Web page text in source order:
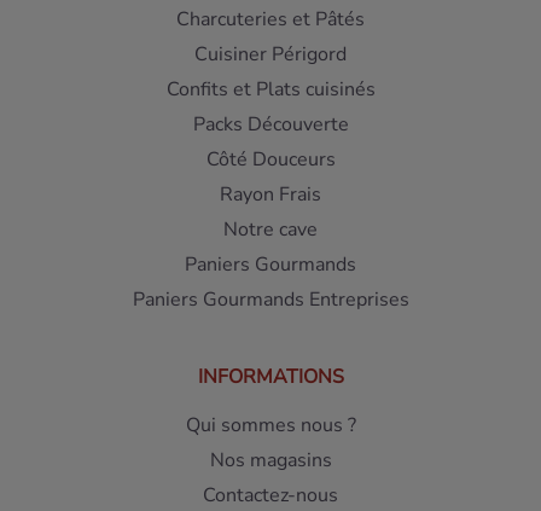
Charcuteries et Pâtés
Cuisiner Périgord
Confits et Plats cuisinés
Packs Découverte
Côté Douceurs
Rayon Frais
Notre cave
Paniers Gourmands
Paniers Gourmands Entreprises
INFORMATIONS
Qui sommes nous ?
Nos magasins
Contactez-nous